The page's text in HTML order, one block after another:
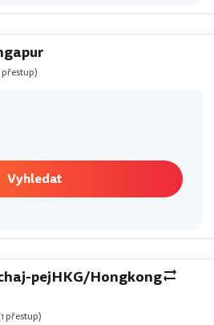
přestup)
Vyhledat
pejHKG/Hongkong
přestup)